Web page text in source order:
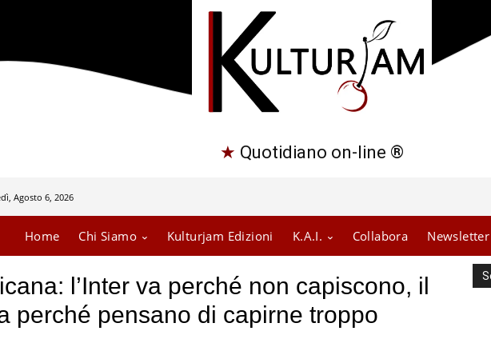
★ Quotidiano on-line ®
Agosto 6, 2026
Home Chi Siamo Kulturjam Edizioni K.A.I. Collabora Newsletter
l’Inter va perché non capiscono, il
perché pensano di capirne troppo